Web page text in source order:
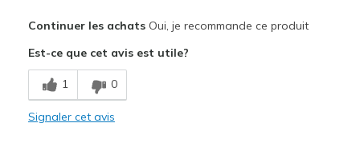
Breathe Well
Comfortable
Continuer les achatsOui, je recommande ce produit
Est-ce que cet avis est utile?
1 0
Signaler cet avis